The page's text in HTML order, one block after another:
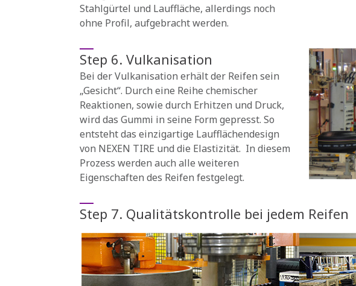
Stahlgürtel und Lauffläche, allerdings noch
ohne Profil, aufgebracht werden.
Step 6. Vulkanisation
Bei der Vulkanisation erhält der Reifen sein
„Gesicht“. Durch eine Reihe chemischer
Reaktionen, sowie durch Erhitzen und Druck,
wird das Gummi in seine Form gepresst. So
entsteht das einzigartige Laufflächendesign
von NEXEN TIRE und die Elastizität. In diesem
Prozess werden auch alle weiteren
Eigenschaften des Reifen festgelegt.
Step 7. Qualitätskontrolle bei jedem Reifen